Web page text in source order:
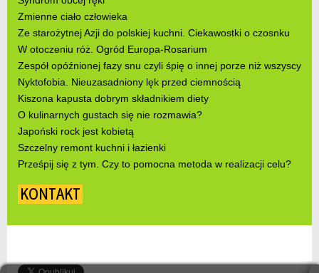
Zmienne ciało człowieka
Ze starożytnej Azji do polskiej kuchni. Ciekawostki o czosnku
W otoczeniu róż. Ogród Europa-Rosarium
Zespół opóźnionej fazy snu czyli śpię o innej porze niż wszyscy
Nyktofobia. Nieuzasadniony lęk przed ciemnością
Kiszona kapusta dobrym składnikiem diety
O kulinarnych gustach się nie rozmawia?
Japoński rock jest kobietą
Szczelny remont kuchni i łazienki
Prześpij się z tym. Czy to pomocna metoda w realizacji celu?
KONTAKT